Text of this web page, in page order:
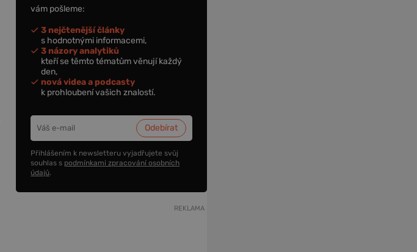
vám pošleme:
3 nejčtenější články
s hodnotnými informacemi,
3 názory analytiků
kteří se těmto tématům věnují každý
den,
nová videa a podcasty
k prohloubení vašich znalostí.
Přihlášením k newsletteru vyjadřujete svůj
souhlas s podmínkami zpracování osobních
údajů.
REKLAMA